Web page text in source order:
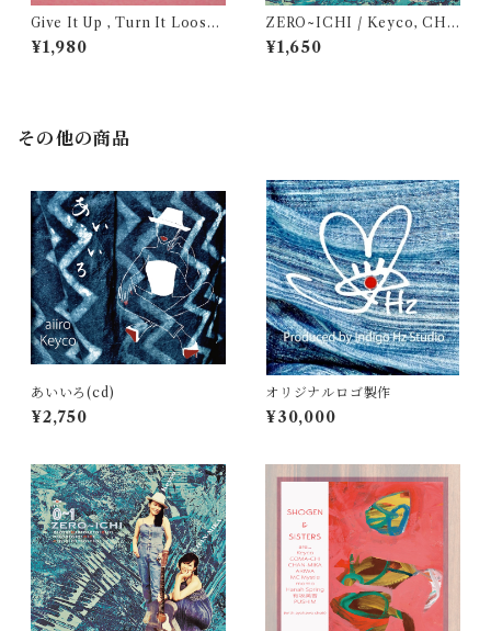
Give It Up , Turn It Loose
カバー(7inch vinyl)
¥1,980
ZERO~ICHI / Keyco, CHA
N-MIKA (cd)
¥1,650
その他の商品
あいいろ(cd)
¥2,750
オリジナルロゴ製作
¥30,000